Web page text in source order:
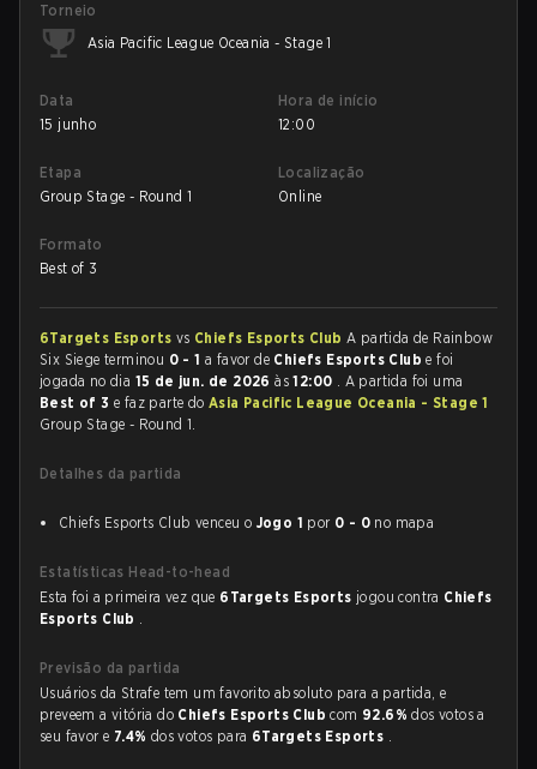
Torneio
Asia Pacific League Oceania - Stage 1
Data
15 junho
Hora de início
12:00
Etapa
Group Stage - Round 1
Localização
Online
Formato
Best of 3
6Targets Esports vs Chiefs Esports ClubA partida de Rainbow
Six Siege terminou 0 - 1 a favor de Chiefs Esports Clube foi
jogada no dia 15 de jun. de 2026às12:00 . A partida foi uma
Best of 3 e faz parte do Asia Pacific League Oceania - Stage 1
Group Stage - Round 1.
Detalhes da partida
Chiefs Esports Club venceu o Jogo 1 por 0 - 0 no mapa
Estatísticas Head-to-head
Esta foi a primeira vez que 6Targets Esports jogou contra Chiefs
Esports Club .
Previsão da partida
Usuários da Strafe tem um favorito absoluto para a partida, e
preveem a vitória do Chiefs Esports Clubcom 92.6%dos votos a
seu favor e 7.4% dos votos para 6Targets Esports .